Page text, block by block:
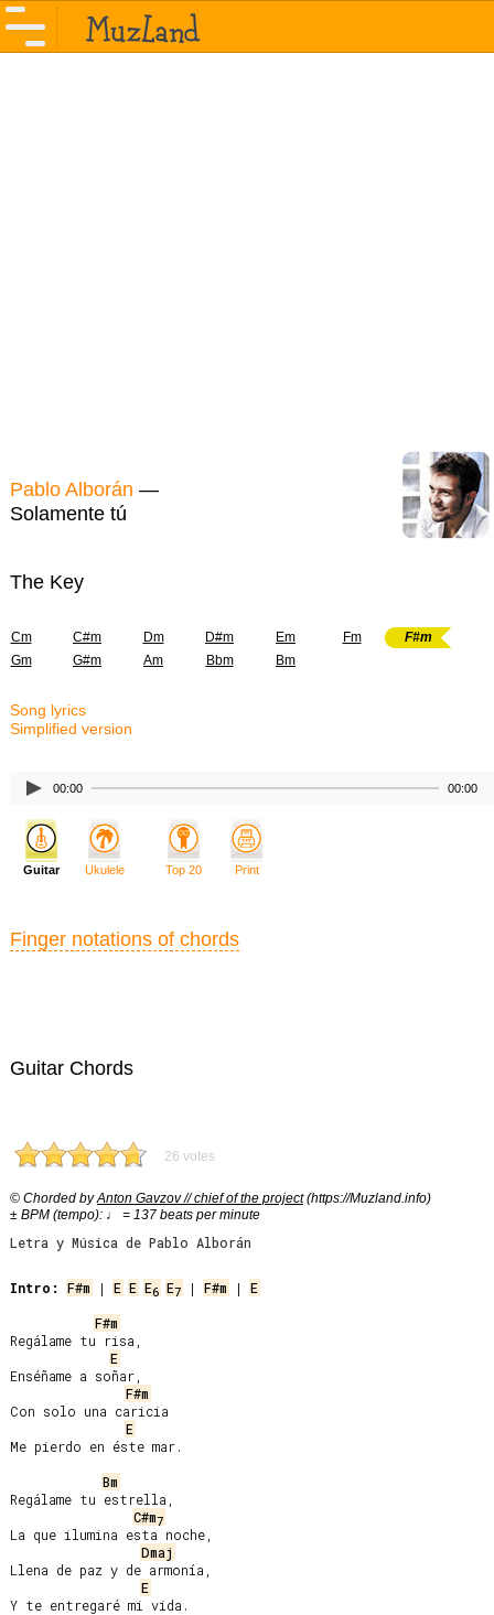
Pablo Alborán —
Solamente tú
The Key
Cm C#m Dm D#m Em Fm
F#m
Gm
G#m Am Bbm Bm
Song lyrics
Simplified version
00:00 00:00
Guitar Chords
26 votes
© Chorded byAnton Gavzov // chief of the project(https://Muzland.info)
± BPM (tempo): ♩ = 137 beats per minute
Letra y Música de Pablo Alborán
Intro: F#m | E E E6 E7 | F#m | E
F#m
Regálame tu risa,
E
Enséñame a soñar,
F#m
Con solo una caricia
E
Me pierdo en éste mar.
Bm
Regálame tu estrella,
C#m7
La que ilumina esta noche,
Dmaj
Llena de paz y de armonía,
E
Y te entregaré mi vida.
Guitar Ukulele Top 20 Print
Finger notations of chords